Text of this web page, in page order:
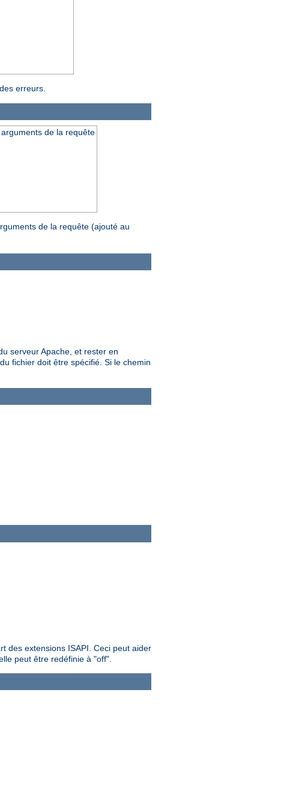
erreurs.
de la requête
de la requête (ajouté au
serveur Apache, et rester en
fichier doit être spécifié. Si le chemin
des extensions ISAPI. Ceci peut aider
peut être redéfinie à "off".